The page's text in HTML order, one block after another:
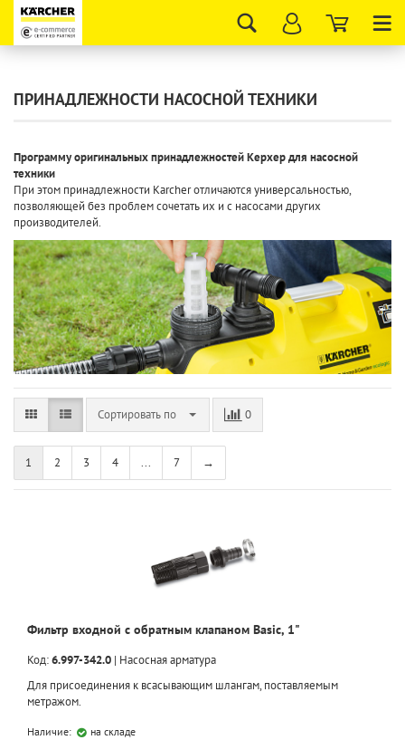
ПРИНАДЛЕЖНОСТИ НАСОСНОЙ ТЕХНИКИ
Программу оригинальных принадлежностей Керхер для насосной
техники
При этом принадлежности Karcher отличаются универсальностью,
позволяющей без проблем сочетать их и с насосами других
производителей.
Сортировать по 0
1 2 3 4 ... 7 →
Фильтр входной с обратным клапаном Basic, 1"
Код:6.997-342.0 | Насосная арматура
Для присоединения к всасывающим шлангам, поставляемым
метражом.
Наличие: на складе